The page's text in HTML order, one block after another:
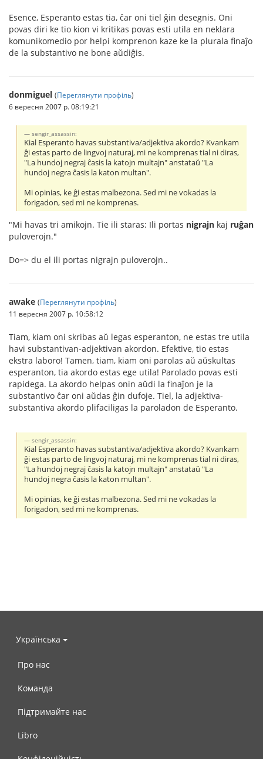
Esence, Esperanto estas tia, ĉar oni tiel ĝin desegnis. Oni
povas diri ke tio kion vi kritikas povas esti utila en neklara
komunikomedio por helpi komprenon kaze ke la plurala finaĵo
de la substantivo ne bone aŭdiĝis.
donmiguel (Переглянути профіль)
6 вересня 2007 р. 08:19:21
sengir_assassin:
Kial Esperanto havas substantiva/adjektiva akordo? Kvankam
ĝi estas parto de lingvoj naturaj, mi ne komprenas tial ni diras,
"La hundoj negraj ĉasis la katojn multajn" anstataŭ "La
hundoj negra ĉasis la katon multan".
Mi opinias, ke ĝi estas malbezona. Sed mi ne vokadas la
forigadon, sed mi ne komprenas.
"Mi havas tri amikojn. Tie ili staras: Ili portas nigrajn kaj ruĝan
puloverojn."
Do=> du el ili portas nigrajn puloverojn..
awake (Переглянути профіль)
11 вересня 2007 р. 10:58:12
Tiam, kiam oni skribas aŭ legas esperanton, ne estas tre utila
havi substantivan-adjektivan akordon. Efektive, tio estas
ekstra laboro! Tamen, tiam, kiam oni parolas aŭ aŭskultas
esperanton, tia akordo estas ege utila! Parolado povas esti
rapidega. La akordo helpas onin aŭdi la finaĵon je la
substantivo ĉar oni aŭdas ĝin dufoje. Tiel, la adjektiva-
substantiva akordo plifaciligas la paroladon de Esperanto.
sengir_assassin:
Kial Esperanto havas substantiva/adjektiva akordo? Kvankam
ĝi estas parto de lingvoj naturaj, mi ne komprenas tial ni diras,
"La hundoj negraj ĉasis la katojn multajn" anstataŭ "La
hundoj negra ĉasis la katon multan".
Mi opinias, ke ĝi estas malbezona. Sed mi ne vokadas la
forigadon, sed mi ne komprenas.
Українська
Про нас
Команда
Підтримайте нас
Libro